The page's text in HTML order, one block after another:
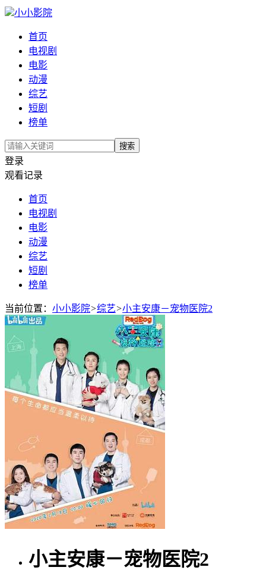
小小影院
首页
电视剧
电影
动漫
综艺
短剧
榜单
搜索
登录
观看记录
首页
电视剧
电影
动漫
综艺
短剧
榜单
当前位置： 小小影院>综艺>小主安康－宠物医院2
小主安康－宠物医院2